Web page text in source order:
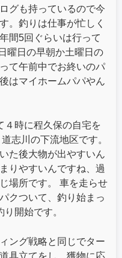
グも持っているので今
。釣りは仕事が忙しく
間5回ぐらいは行って
曜日の早朝か土曜日の
て午前中でお終いのパ
はマイホームパパやん
４時に程久保の自宅を
志川の下流地区です。
た後大物が出やすいん
りやすいんですね、過
場所です。 車を走らせ
クついて、釣り始まっ
開始です。
ング戦略と同じでター
具立てをし、獲物に応